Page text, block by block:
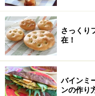
りやすく、上手に焼ける
さっくり
在！
バインミ
ンの作り